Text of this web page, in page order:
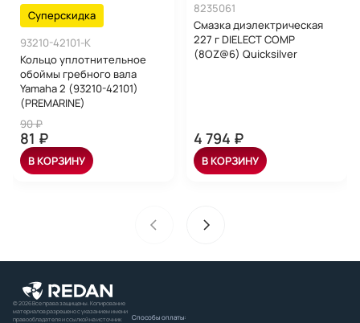
Суперскидка
93210-42101-K
Кольцо уплотнительное
обоймы гребного вала
Yamaha 2 (93210-42101)
(PREMARINE)
90 ₽
81 ₽
В КОРЗИНУ
8235061
Смазка диэлектрическая
227 г DIELECT COMP
(8OZ@6) Quicksilver
4 794 ₽
В КОРЗИНУ
© 2026 Все права защищены. Копирование
материалов разрешено с указанием имени
правообладателя и ссылкой на источник
Способы оплаты: